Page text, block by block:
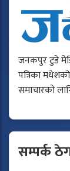
जनकपुर टुडे
पत्रिका मधेशको
समाचारको
सम्पर्क